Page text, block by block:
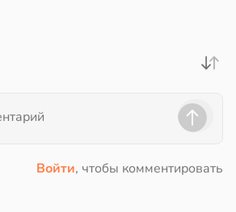
Войти, чтобы комментировать